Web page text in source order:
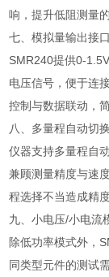
响，提升低阻测量
七、模拟量输出接
SMR240提供0-
电压信号，便于连
控制与数据联动，
八、多量程自动切换
仪器支持多量程自
兼顾测量精度与速
程选择不当造成精度
九、小电压/小电流
除低功率模式外，
同类型元件的测试